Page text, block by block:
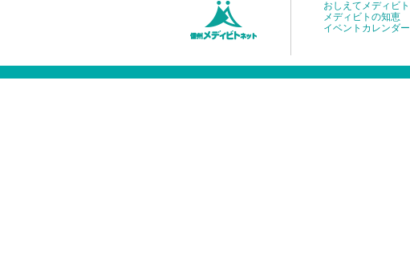
おしえてメディビト
メディビトの知恵
イベントカレンダー